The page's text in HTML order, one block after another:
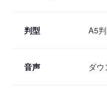
判型 A5判
音声 ダ